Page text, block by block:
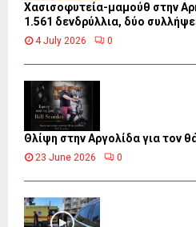
Χασισοφυτεία-μαμούθ στην
1.561 δενδρύλλια, δύο
4 July 2026 0
Θλίψη στην Αργολίδα για τον
23 June 2026 0